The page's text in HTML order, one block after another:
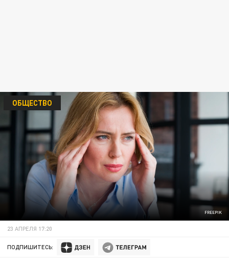
FREEPIK
ОБЩЕСТВО
23 АПРЕЛЯ 17:20
ПОДПИШИТЕСЬ: